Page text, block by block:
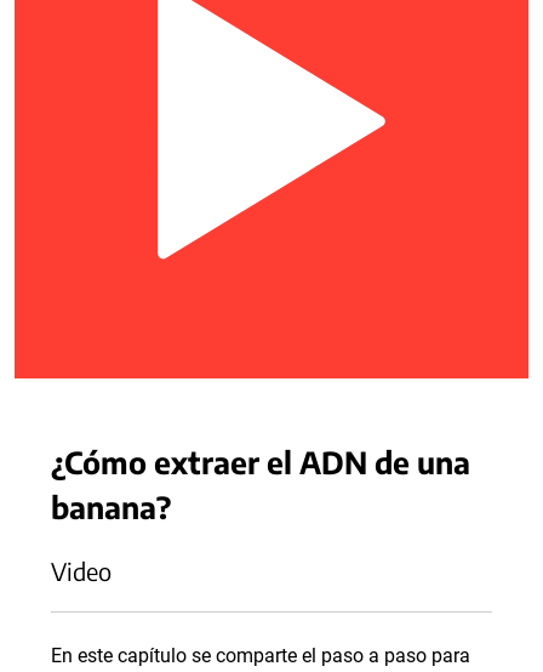
¿Cómo extraer el ADN de una
banana?
Video
En este capítulo se comparte el paso a paso para